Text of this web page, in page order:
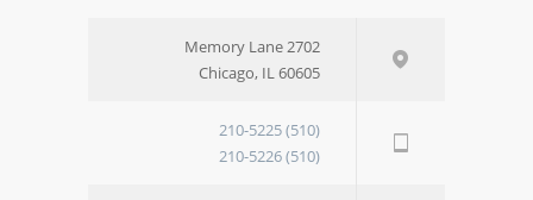
2702 Memory Lane
Chicago, IL 60605
(510) 210-5225
(510) 210-5226